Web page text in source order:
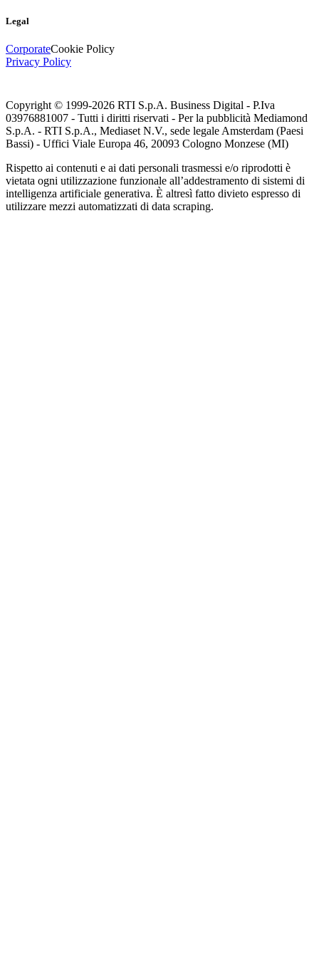
Legal
CorporateCookie Policy
Privacy Policy
Copyright © 1999-2026 RTI S.p.A. Business Digital - P.Iva
03976881007 - Tutti i diritti riservati - Per la pubblicità Mediamond
S.p.A. - RTI S.p.A., Mediaset N.V., sede legale Amsterdam (Paesi
Bassi) - Uffici Viale Europa 46, 20093 Cologno Monzese (MI)
Rispetto ai contenuti e ai dati personali trasmessi e/o riprodotti è
vietata ogni utilizzazione funzionale all’addestramento di sistemi di
intelligenza artificiale generativa. È altresì fatto divieto espresso di
utilizzare mezzi automatizzati di data scraping.